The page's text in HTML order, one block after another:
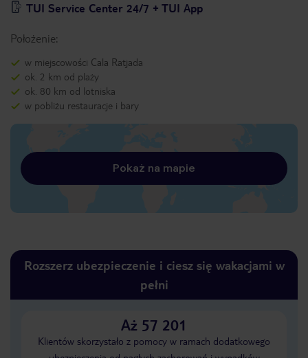
TUI Service Center 24/7 + TUI App
Położenie:
w miejscowości Cala Ratjada
ok. 2 km od plaży
ok. 80 km od lotniska
w pobliżu restauracje i bary
Pokaż na mapie
Rozszerz ubezpieczenie i ciesz się wakacjami w
pełni
Aż 57 201
Klientów skorzystało z pomocy w ramach dodatkowego